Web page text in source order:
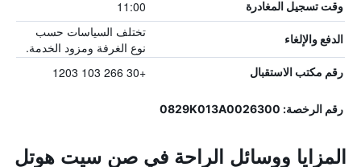
وقت تسجيل المغادرة 11:00
الدفع والإلغاء
تختلف السياسات حسب
نوع الغرفة ومزود الخدمة.
رقم مكتب الاستقبال +30 266 103 1203
رقم الرخصة: 0829K013A0026300
المزايا ووسائل الراحة في صن سيت هوتل